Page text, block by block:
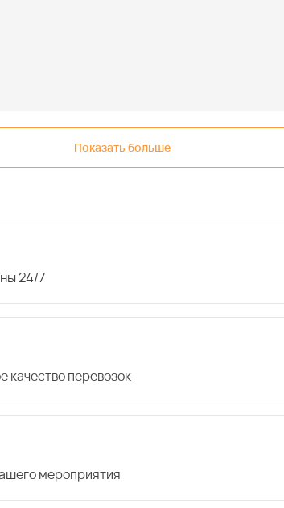
Показать больше
24/7
качество перевозок
мероприятия